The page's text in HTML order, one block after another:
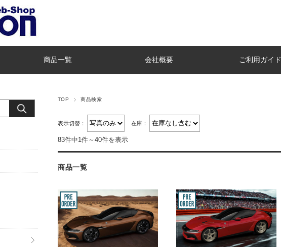
商品一覧 会社概要 ご利用ガイド
TOP 商品検索
表示切替： 在庫：
83件中1件～40件を表示
商品一覧